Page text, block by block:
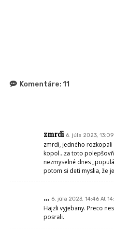
Komentáre: 11
zmrdi 6. júla 2023,
zmrdi, jedného
kopol…za toto
nezmyselné dnes
potom si deti myslia, že
... 6. júla 2023, 14:46 At
Hajzli vyjebany. Preco
posrali.